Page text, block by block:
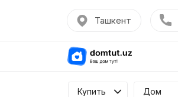
Ташкент
Купить
Купить Квартиру
Дом